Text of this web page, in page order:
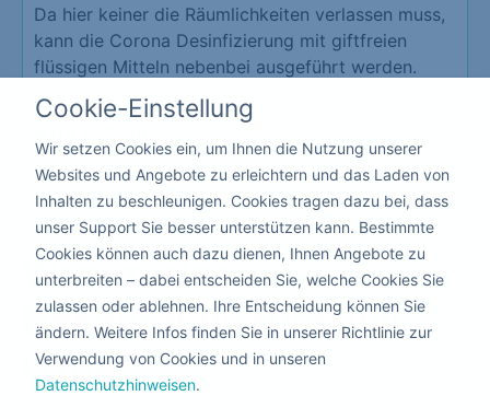
Da hier keiner die Räumlichkeiten verlassen muss,
kann die Corona Desinfizierung mit giftfreien
flüssigen Mitteln nebenbei ausgeführt werden.
Warum eine
Dekontaminationmit
Ozon?
Cookie-Einstellung
Wir setzen Cookies ein, um Ihnen die Nutzung unserer
Websites und Angebote zu erleichtern und das Laden von
Inhalten zu beschleunigen. Cookies tragen dazu bei, dass
unser Support Sie besser unterstützen kann. Bestimmte
Cookies können auch dazu dienen, Ihnen Angebote zu
unterbreiten – dabei entscheiden Sie, welche Cookies Sie
zulassen oder ablehnen. Ihre Entscheidung können Sie
ändern. Weitere Infos finden Sie in unserer Richtlinie zur
Verwendung von Cookies und in unseren
Datenschutzhinweisen.